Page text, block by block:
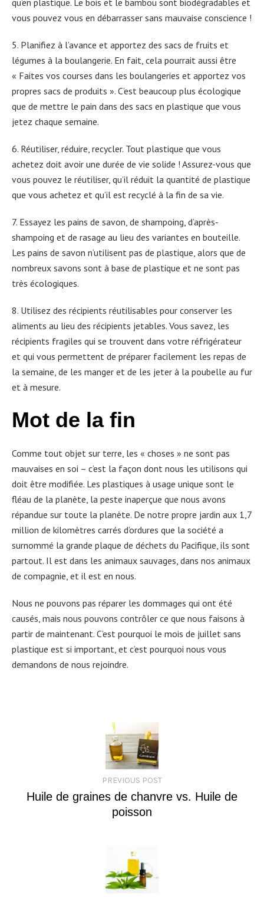
qu’en plastique. Le bois et le bambou sont biodégradables et
vous pouvez vous en débarrasser sans mauvaise conscience !
5. Planifiez à l’avance et apportez des sacs de fruits et
légumes à la boulangerie. En fait, cela pourrait aussi être
« Faites vos courses dans les boulangeries et apportez vos
propres sacs de produits ». C’est beaucoup plus écologique
que de mettre le pain dans des sacs en plastique que vous
jetez chaque semaine.
6. Réutiliser, réduire, recycler. Tout plastique que vous
achetez doit avoir une durée de vie solide ! Assurez-vous que
vous pouvez le réutiliser, qu’il réduit la quantité de plastique
que vous achetez et qu’il est recyclé à la fin de sa vie.
7. Essayez les pains de savon, de shampoing, d’après-
shampoing et de rasage au lieu des variantes en bouteille.
Les pains de savon n’utilisent pas de plastique, alors que de
nombreux savons sont à base de plastique et ne sont pas
très écologiques.
8. Utilisez des récipients réutilisables pour conserver les
aliments au lieu des récipients jetables. Vous savez, les
récipients fragiles qui se trouvent dans votre réfrigérateur
et qui vous permettent de préparer facilement les repas de
la semaine, de les manger et de les jeter à la poubelle au fur
et à mesure.
Mot de la fin
Comme tout objet sur terre, les « choses » ne sont pas
mauvaises en soi – c’est la façon dont nous les utilisons qui
doit être modifiée. Les plastiques à usage unique sont le
fléau de la planète, la peste inaperçue que nous avons
répandue sur toute la planète. De notre propre jardin aux 1,7
million de kilomètres carrés d’ordures que la société a
surnommé la grande plaque de déchets du Pacifique, ils sont
partout. Il est dans les animaux sauvages, dans nos animaux
de compagnie, et il est en nous.
Nous ne pouvons pas réparer les dommages qui ont été
causés, mais nous pouvons contrôler ce que nous faisons à
partir de maintenant. C’est pourquoi le mois de juillet sans
plastique est si important, et c’est pourquoi nous vous
demandons de nous rejoindre.
PREVIOUS POST
Huile de graines de chanvre vs. Huile de
poisson